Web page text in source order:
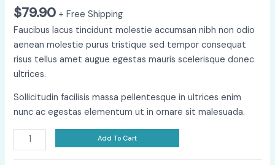
$79.90 + Free Shipping
Faucibus lacus tincidunt molestie accumsan nibh non odio
aenean molestie purus tristique sed tempor consequat
risus tellus amet augue egestas mauris scelerisque donec
ultrices.
Sollicitudin facilisis massa pellentesque in ultrices enim
nunc ac egestas elementum ut in ornare sit malesuada.
Add To Cart